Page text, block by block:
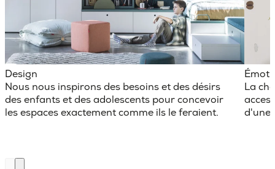
Design
Nous nous inspirons des besoins et des désirs
des enfants et des adolescents pour concevoir
les espaces exactement comme ils le feraient.
La
d'une